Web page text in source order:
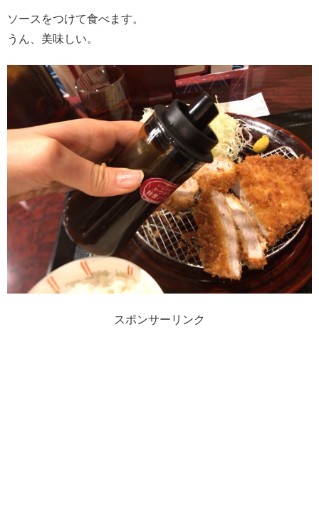
ソースをつけて食べます。
うん、美味しい。
スポンサーリンク